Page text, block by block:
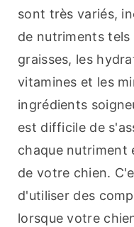
sont très variés,
de nutriments tels
graisses, les
vitamines et les
ingrédients
est difficile de
chaque nutriment
de votre chien.
d'utiliser des
lorsque votre